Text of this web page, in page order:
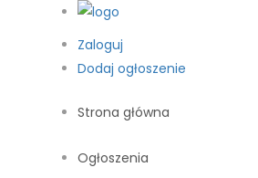
Zaloguj
Dodaj ogłoszenie
Strona główna
Ogłoszenia